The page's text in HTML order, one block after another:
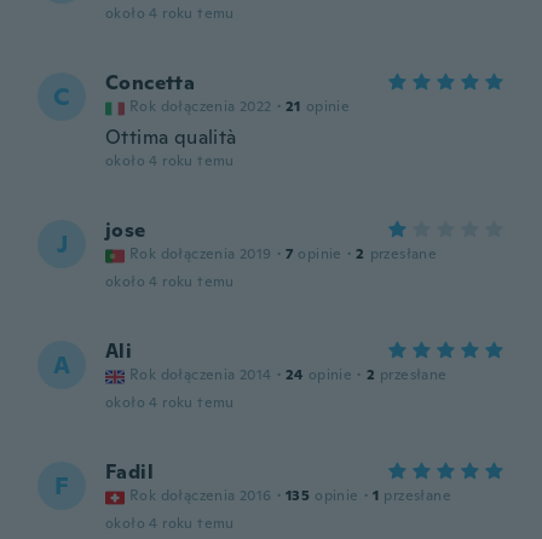
około 4 roku temu
C Concetta
Rok dołączenia 2022 · 21 opinie
Ottima qualità
około 4 roku temu
J jose
Rok dołączenia 2019 · 7 opinie · 2 przesłane
około 4 roku temu
A Ali
Rok dołączenia 2014 · 24 opinie · 2 przesłane
około 4 roku temu
F Fadil
Rok dołączenia 2016 · 135 opinie · 1 przesłane
około 4 roku temu